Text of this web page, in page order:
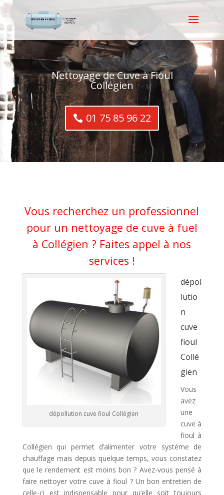
Nettoyage de Cuve à Fioul
Collégien
01 75 85 96 22
Vous recherchez un professionnel
pour un nettoyage de cuve à fuel
à Collégien ? Faites appel à nos
services !
dépollution cuve fioul Collégien
dépol
lutio
n
cuve
fioul
Collé
gien
Vous
avez
une
cuve à
fioul à
Collégien qui permet d’alimenter votre système de
chauffage mais depuis quelque temps, vous constatez
que le rendement est moins bon ? Avez-vous pensé à
faire nettoyer votre cuve à fioul ? Un bon entretien de
celle-ci est indispensable pour qu’elle soit toujours